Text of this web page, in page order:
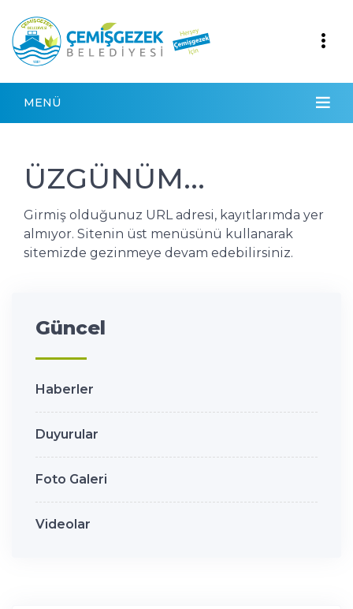
MENÜ
ÜZGÜNÜM...
Girmiş olduğunuz URL adresi, kayıtlarımda yer
almıyor. Sitenin üst menüsünü kullanarak
sitemizde gezinmeye devam edebilirsiniz.
Güncel
Haberler
Duyurular
Foto Galeri
Videolar